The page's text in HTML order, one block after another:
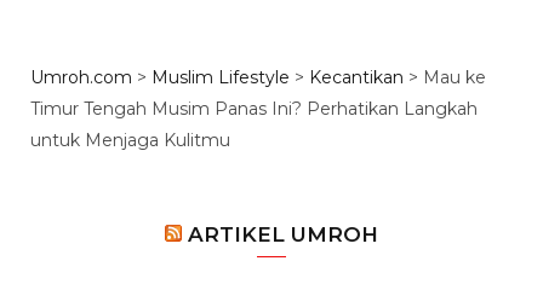
Umroh.com > Muslim Lifestyle > Kecantikan > Mau ke
Timur Tengah Musim Panas Ini? Perhatikan Langkah
untuk Menjaga Kulitmu
ARTIKEL UMROH